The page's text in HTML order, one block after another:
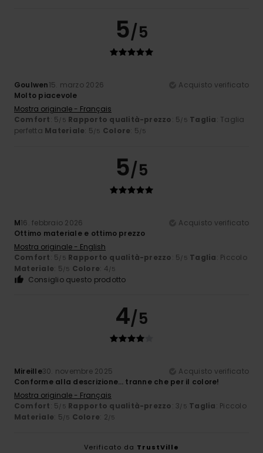
5/5
Goulwen15. marzo 2026
Acquisto verificato
Molto piacevole
Mostra originale - Français
Comfort: 5/5 Rapporto qualità-prezzo: 5/5 Taglia: Taglia
perfetta Materiale: 5/5 Colore: 5/5
5/5
M16. febbraio 2026
Acquisto verificato
Ottimo materiale e ottimo prezzo
Mostra originale - English
Comfort: 5/5 Rapporto qualità-prezzo: 5/5 Taglia: Piccolo
Materiale: 5/5 Colore: 4/5
Consiglio questo prodotto
4/5
Mireille30. novembre 2025
Acquisto verificato
Conforme alla descrizione… tranne che per il colore!
Mostra originale - Français
Comfort: 5/5 Rapporto qualità-prezzo: 3/5 Taglia: Piccolo
Materiale: 5/5 Colore: 2/5
Verificato da TrustVille